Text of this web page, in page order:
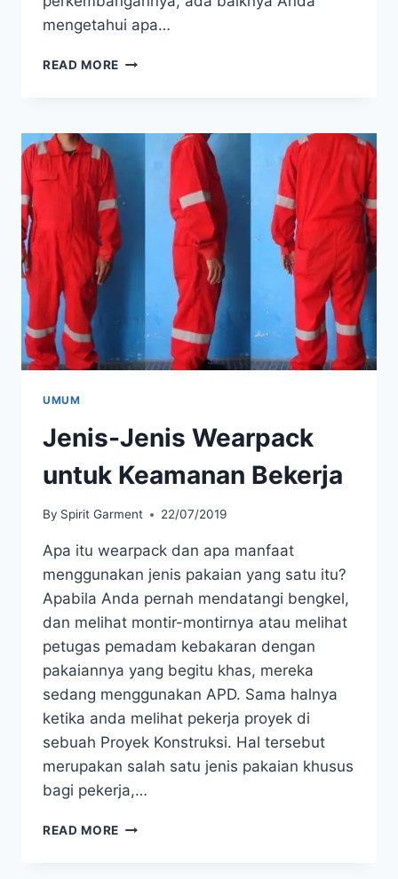
mengetahui apa…
READ MORE
SEJARAH
PERKEMBANGANNYA
UMUM
Jenis-Jenis Wearpack
untuk Keamanan Bekerja
By Spirit Garment 22/07/2019
Apa itu wearpack dan apa manfaat
menggunakan jenis pakaian yang satu itu?
Apabila Anda pernah mendatangi bengkel,
dan melihat montir-montirnya atau melihat
petugas pemadam kebakaran dengan
pakaiannya yang begitu khas, mereka
sedang menggunakan APD. Sama halnya
ketika anda melihat pekerja proyek di
sebuah Proyek Konstruksi. Hal tersebut
merupakan salah satu jenis pakaian khusus
bagi pekerja,…
READ MORE JENIS-